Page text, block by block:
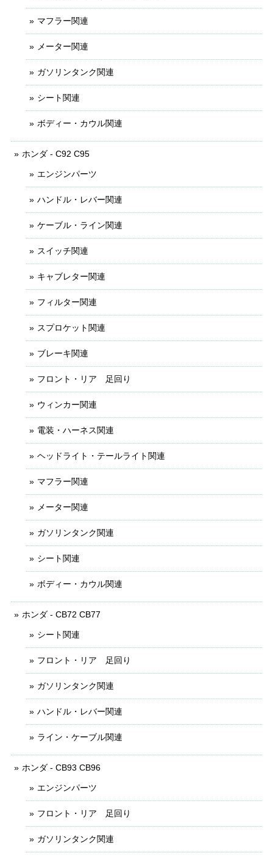
マフラー関連
メーター関連
ガソリンタンク関連
シート関連
ボディー・カウル関連
ホンダ - C92 C95
エンジンパーツ
ハンドル・レバー関連
ケーブル・ライン関連
スイッチ関連
キャブレター関連
フィルター関連
スプロケット関連
ブレーキ関連
フロント・リア 足回り
ウィンカー関連
電装・ハーネス関連
ヘッドライト・テールライト関連
マフラー関連
メーター関連
ガソリンタンク関連
シート関連
ボディー・カウル関連
ホンダ - CB72 CB77
シート関連
フロント・リア 足回り
ガソリンタンク関連
ハンドル・レバー関連
ライン・ケーブル関連
ホンダ - CB93 CB96
エンジンパーツ
フロント・リア 足回り
ガソリンタンク関連